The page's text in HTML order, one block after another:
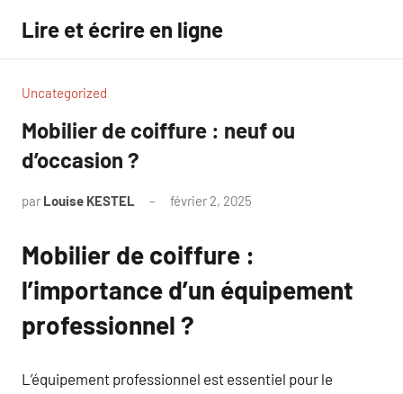
contenu
Lire et écrire en ligne
Uncategorized
Mobilier de coiffure : neuf ou
d’occasion ?
par Louise KESTEL février 2, 2025
Mobilier de coiffure :
l’importance d’un équipement
professionnel ?
L’équipement professionnel est essentiel pour le